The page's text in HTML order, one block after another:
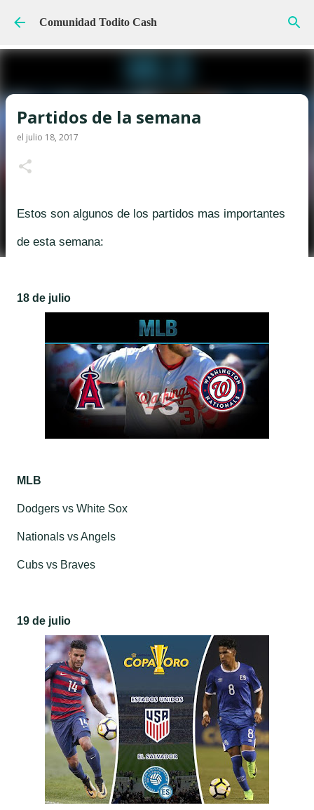
Ir al contenido principal
Comunidad Todito Cash
Partidos de la semana
el julio 18, 2017
Estos son algunos de los partidos mas importantes
de esta semana:
18 de julio
MLB
Dodgers vs White Sox
Nationals vs Angels
Cubs vs Braves
19 de julio